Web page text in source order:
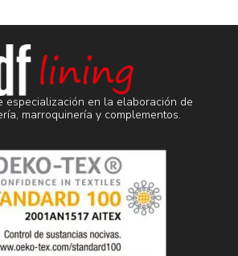
especialización en la elaboración de
marroquinería y complementos.